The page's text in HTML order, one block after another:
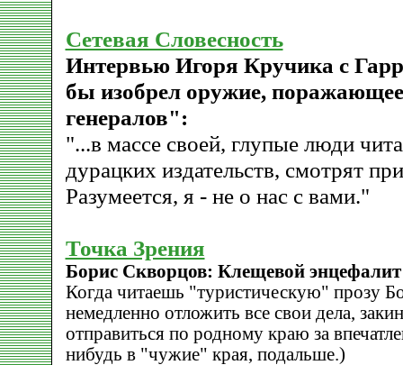
Сетевая Словесность
Интервью Игоря Кручика с
бы изобрел оружие,
генералов":
"...в массе своей, глупые люди
дурацких издательств, смотрят
Разумеется, я - не о нас с вами."
Точка Зрения
Борис Скворцов: Клещевой энцефалит
Когда читаешь "туристическую" прозу
немедленно отложить все свои дела,
отправиться по родному краю за
нибудь в "чужие" края, подальше.)